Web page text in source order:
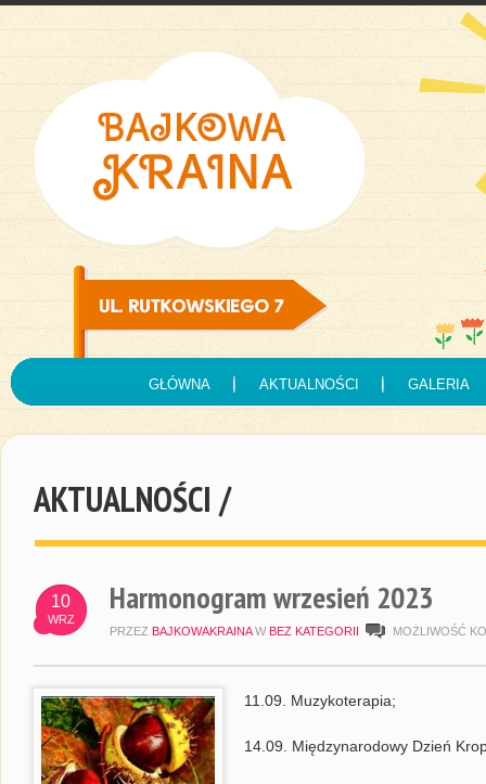
GŁÓWNA AKTUALNOŚCI GALERIA
AKTUALNOŚCI /
10
WRZ
Harmonogram wrzesień 2023
PRZEZ BAJKOWAKRAINA W BEZ KATEGORII MOŻLIWOŚĆ
11.09. Muzykoterapia;
14.09. Międzynarodowy Dzień